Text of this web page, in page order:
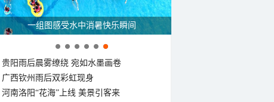
一组图感受水中消暑快乐瞬间
贵阳雨后晨雾缭绕 宛如水墨画卷
广西钦州雨后双彩虹现身
河南洛阳“花海”上线 美景引客来